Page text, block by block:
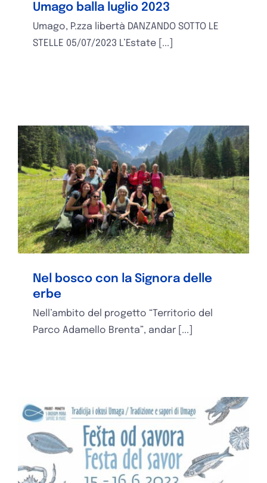
Umago balla luglio 2023
Umago, P.zza libertà DANZANDO SOTTO LE
STELLE 05/07/2023 L’Estate [...]
Nel bosco con la Signora delle
erbe
Nell’ambito del progetto “Territorio del
Parco Adamello Brenta”, andar [...]